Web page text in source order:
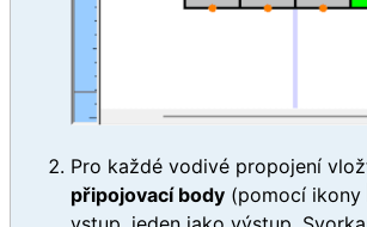
Pro každé vodivé propojení
připojovací body (pomocí ikony